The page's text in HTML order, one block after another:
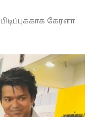
கேரளா